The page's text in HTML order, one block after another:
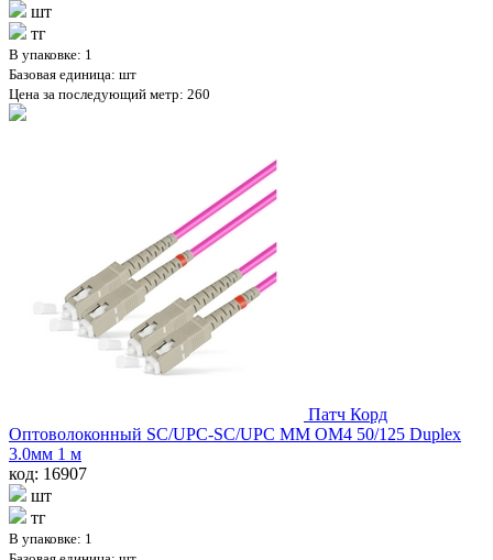
шт
тг
В упаковке: 1
Базовая единица: шт
Цена за последующий метр: 260
Патч Корд
Оптоволоконный SC/UPC-SC/UPC MM OM4 50/125 Duplex
3.0мм 1 м
код: 16907
шт
тг
В упаковке: 1